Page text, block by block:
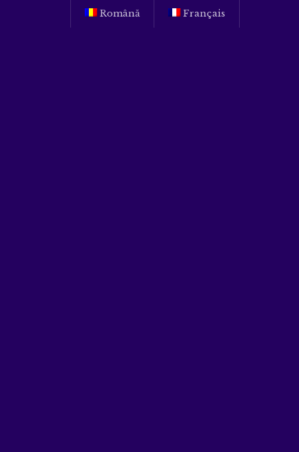
Română Français